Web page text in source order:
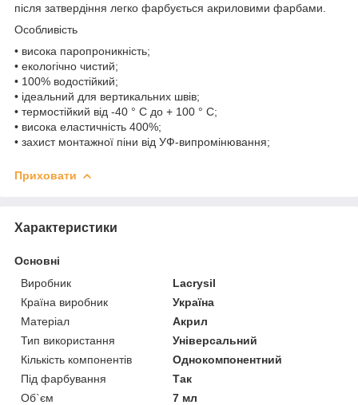
після затвердіння легко фарбується акриловими фарбами.
Особливість
• висока паропроникність;
• екологічно чистий;
• 100% водостійкий;
• ідеальний для вертикальних швів;
• термостійкий від -40 ° C до + 100 ° C;
• висока еластичність 400%;
• захист монтажної піни від УФ-випромінювання;
Приховати
Характеристики
Основні
Виробник
Lacrysil
Країна виробник
Україна
Матеріал
Акрил
Тип використання
Універсальний
Кількість компонентів
Однокомпонентний
Під фарбування
Так
Об`єм
7 мл